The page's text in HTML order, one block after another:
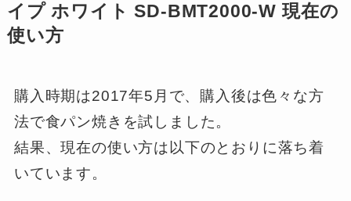
イプ ホワイト SD-BMT2000-W 現在の
使い方
購入時期は2017年5月で、購入後は色々な方
法で食パン焼きを試しました。
結果、現在の使い方は以下のとおりに落ち着
いています。